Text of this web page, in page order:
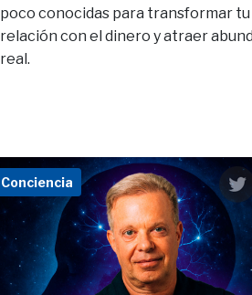
poco conocidas para transformar tu
relación con el dinero y atraer
real.
Conciencia